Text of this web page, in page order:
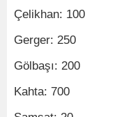
Çelikhan: 100
Gerger: 250
Gölbaşı: 200
Kahta: 700